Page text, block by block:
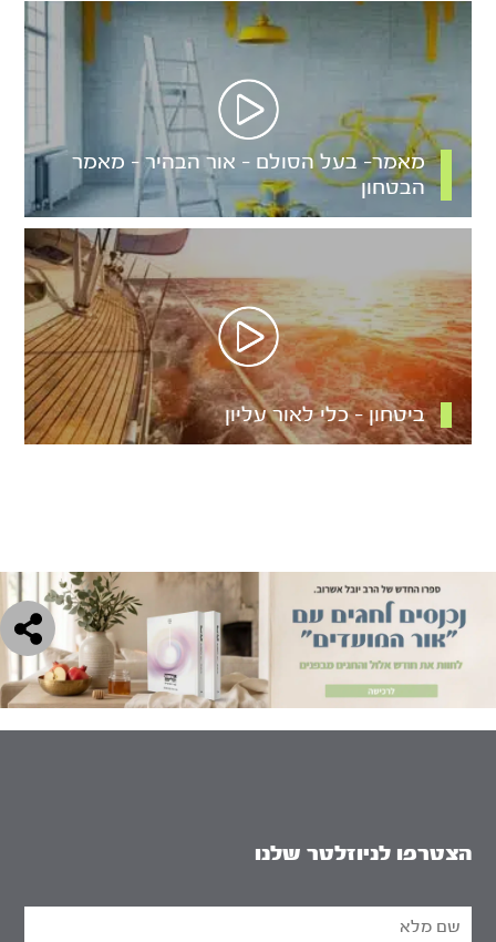
מאמר- בעל הסולם – אור הבהיר – מאמר
הבטחון
ביטחון – כלי לאור עליון
הצטרפו לניוזלטר שלנו